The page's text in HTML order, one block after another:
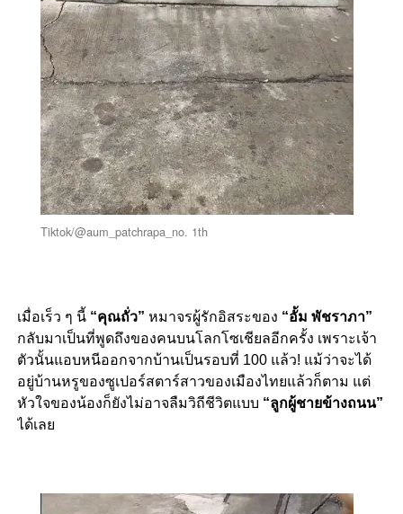
Tiktok/@aum_patchrapa_no. 1th
เมื่อเร็ว ๆ นี้ “คุณถั่ว” หมาจรผู้รักอิสระของ “อั้ม พัชราภา”
กลับมาเป็นที่พูดถึงของคนบนโลกโซเชียลอีกครั้ง เพราะเจ้า
ตัวนั้นแอบหนีออกจากบ้านเป็นรอบที่ 100 แล้ว! แม้ว่าจะได้
อยู่บ้านหรูของซูเปอร์สตาร์สาวของเมืองไทยแล้วก็ตาม แต่
หัวใจของน้องก็ยังไม่อาจลืมวิถีชีวิตแบบ “ลูกผู้ชายข้างถนน”
ได้เลย